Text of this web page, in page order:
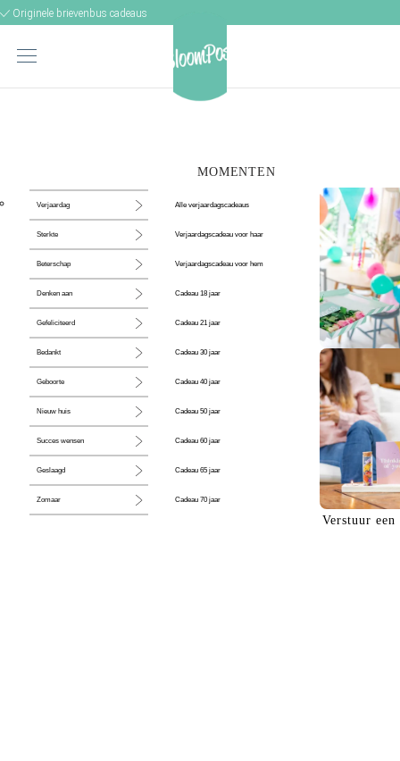
Originele brievenbus cadeaus
MOMENTEN
Verjaardag
Sterkte
Beterschap
Denken aan
Gefeliciteerd
Bedankt
Geboorte
Nieuw huis
Succes wensen
Geslaagd
Zomaar
Alle verjaardagscadeaus
Verjaardagscadeau voor haar
Verjaardagscadeau voor hem
Cadeau 18 jaar
Cadeau 21 jaar
Cadeau 30 jaar
Cadeau 40 jaar
Cadeau 50 jaar
Cadeau 60 jaar
Cadeau 65 jaar
Cadeau 70 jaar
De perfecte
Verstuur een